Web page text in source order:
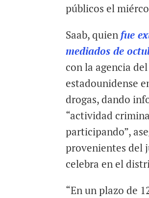
públicos el
Saab, quien fue
mediados de
con la agencia
estadounidense
drogas, dando
“actividad
participando”,
provenientes del
celebra en el
“En un plazo de